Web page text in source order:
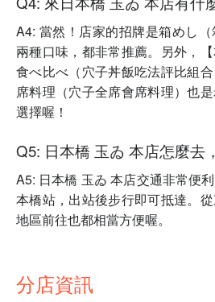
A4: 當然！店家的招牌是箱めし
兩種口味，都非常推薦。另外，
食べ比べ（穴子丼飯吃法評比組
席料理（穴子全席會席料理）也
選擇喔！
Q5: 日本橋 玉ゐ 本店怎麼去
A5: 日本橋 玉ゐ 本店交通非常便
本橋站，出站後步行即可抵達。
地區前往也都相當方便喔。
分店資訊